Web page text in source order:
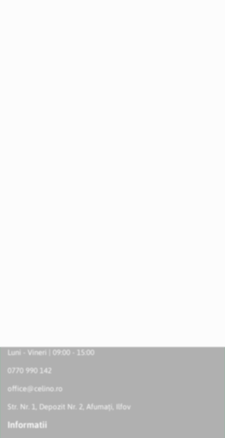
Luni - Vineri | 09:00 - 15:00
0770 990 142
office@celino.ro
Str. Nr. 1, Depozit Nr. 2, Afumați, Ilfov
Informatii